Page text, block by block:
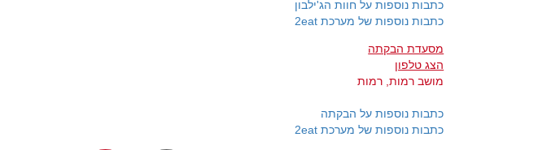
כתבות נוספות על חוות הג'ילבון
כתבות נוספות של מערכת 2eat
מסעדת הבקתה
הצג טלפון
מושב רמות, רמות
כתבות נוספות על הבקתה
כתבות נוספות של מערכת 2eat